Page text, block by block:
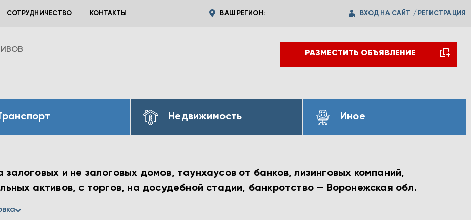
СОТРУДНИЧЕСТВО КОНТАКТЫ ВАШ РЕГИОН: ВХОД НА САЙТ / РЕГИСТРАЦИЯ
РАЗМЕСТИТЬ ОБЪЯВЛЕНИЕ
Недвижимость Иное
и не залоговых домов, таунхаусов от банков, лизинговых компаний,
активов, с торгов, на досудебной стадии, банкротство — Воронежская обл.